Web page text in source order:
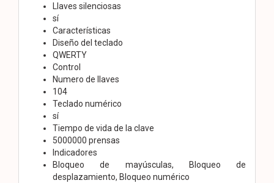
Llaves silenciosas
sí
Características
Diseño del teclado
QWERTY
Control
Numero de llaves
104
Teclado numérico
sí
Tiempo de vida de la clave
5000000 prensas
Indicadores
Bloqueo de mayúsculas, Bloqueo de
desplazamiento, Bloqueo numérico